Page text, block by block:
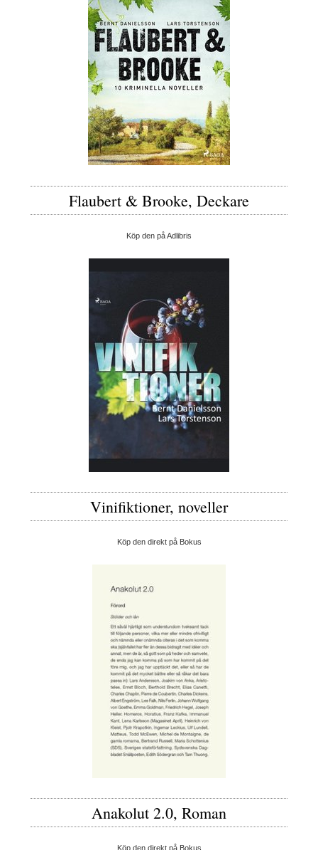
Flaubert & Brooke, Deckare
Köp den på Adlibris
Vinifiktioner, noveller
Köp den direkt på Bokus
Anakolut 2.0, Roman
Köp den direkt på Bokus